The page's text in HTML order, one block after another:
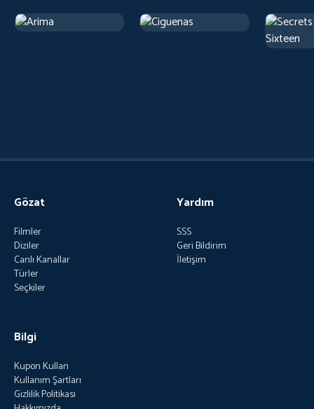
Gözat
Filmler
Diziler
Canlı Kanallar
Türler
Seçkiler
Yardım
SSS
Geri Bildirim
İletişim
Bilgi
Kupon Kullan
Kullanım Şartları
Gizlilik Politikası